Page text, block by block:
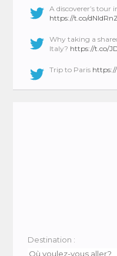
A discoverer’s tour
https://t.co/
Why taking a
Italy? https://t.co/
Trip to Paris
Destination :